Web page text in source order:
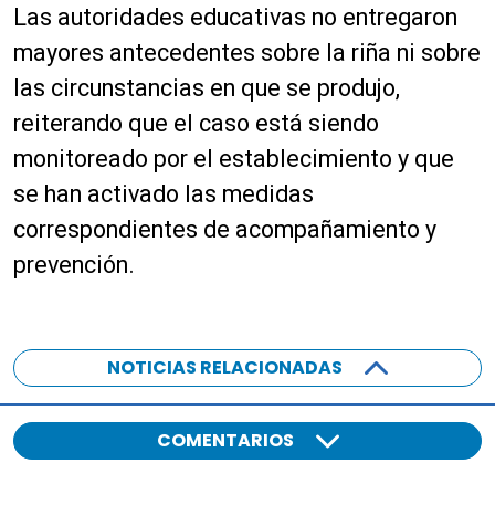
Las autoridades educativas no entregaron
mayores antecedentes sobre la riña ni sobre
las circunstancias en que se produjo,
reiterando que el caso está siendo
monitoreado por el establecimiento y que
se han activado las medidas
correspondientes de acompañamiento y
prevención.
NOTICIAS RELACIONADAS
COMENTARIOS